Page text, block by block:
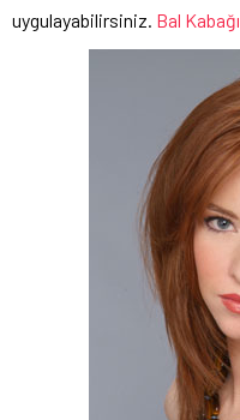
uygulayabilirsiniz. Bal